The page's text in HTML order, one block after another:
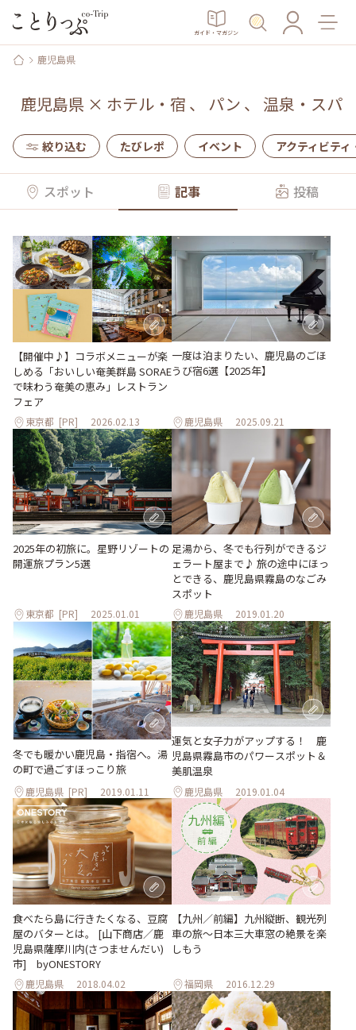
ガイド・マガジン
鹿児島県
鹿児島県× ホテル・宿 、 パン 、 温泉・スパ
絞り込む たびレポ イベント アクティビティ
スポット 記事 投稿
【開催中♪】コラボメニューが楽
しめる「おいしい奄美群島 SORAE
で味わう奄美の恵み」レストラン
フェア
東京都 [PR] 2026.02.13
一度は泊まりたい、鹿児島のごほ
うび宿6選【2025年】
鹿児島県 2025.09.21
2025年の初旅に。星野リゾートの
開運旅プラン5選
東京都 [PR] 2025.01.01
足湯から、冬でも行列ができるジ
ェラート屋まで♪ 旅の途中にほっ
とできる、鹿児島県霧島のなごみ
スポット
鹿児島県 2019.01.20
冬でも暖かい鹿児島・指宿へ。湯
の町で過ごすほっこり旅
鹿児島県 [PR] 2019.01.11
運気と女子力がアップする！ 鹿
児島県霧島市のパワースポット＆
美肌温泉
鹿児島県 2019.01.04
食べたら島に行きたくなる、豆腐
屋のバターとは。 [山下商店／鹿
児島県薩摩川内(さつませんだい)
市] byONESTORY
鹿児島県 2018.04.02
【九州／前編】九州縦断、観光列
車の旅～日本三大車窓の絶景を楽
しもう
福岡県 2016.12.29